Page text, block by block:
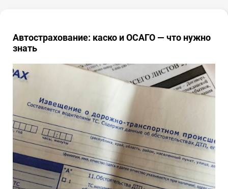
Автострахование: каско и ОСАГО — что нужно
знать